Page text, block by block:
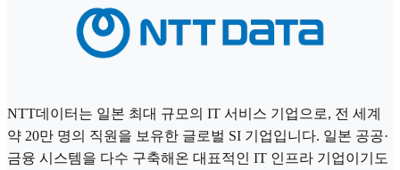
NTT데이터는 일본 최대 규모의 IT 서비스 기업으로, 전 세계
약 20만 명의 직원을 보유한 글로벌 SI 기업입니다. 일본 공공·
금융 시스템을 다수 구축해온 대표적인 IT 인프라 기업이기도